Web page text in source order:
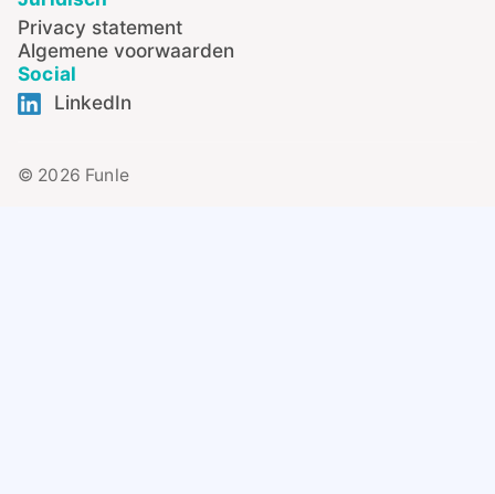
Privacy statement
Algemene voorwaarden
Social
LinkedIn
© 2026 Funle